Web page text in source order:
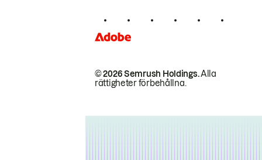
© 2026 Semrush Holdings.Alla
rättigheter förbehållna.